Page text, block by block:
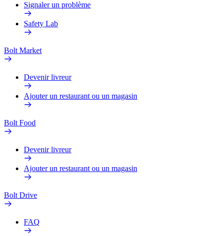
Signaler un problème
Safety Lab
Bolt Market
Devenir livreur
Ajouter un restaurant ou un magasin
Bolt Food
Devenir livreur
Ajouter un restaurant ou un magasin
Bolt Drive
FAQ